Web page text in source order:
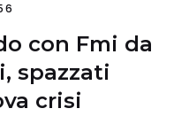
con Fmi da
spazzati
crisi